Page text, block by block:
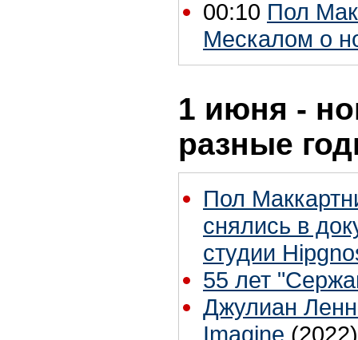
00:10 Пол
Мескалом о
1 июня -
разные
Пол
снялись в
студии
55 лет
Джулиан
Imagine (2022)